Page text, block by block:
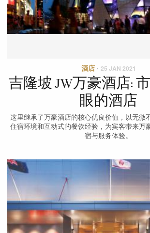
酒店· 25 JAN 2021
吉隆坡 JW万豪酒店:
眼的酒店
这里继承了万豪酒店的核心优良价值，以无微
住宿环境和互动式的餐饮经验，为宾客带来万
宿与服务体验。